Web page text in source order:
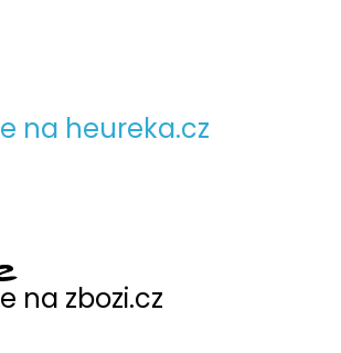
na heureka.cz
na zbozi.cz